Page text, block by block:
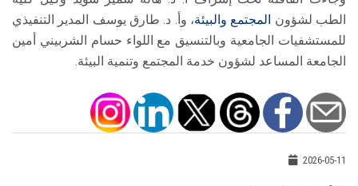
الطب لشؤون المجتمع والبيئة، وأ. د. طارق يوسف المدير التنفيذي
للمستشفيات الجامعية وبالتنسيق مع اللواء حسام الشربيني أمين
الجامعة المساعد لشؤون خدمة المجتمع وتنمية البيئة.
2026-05-11